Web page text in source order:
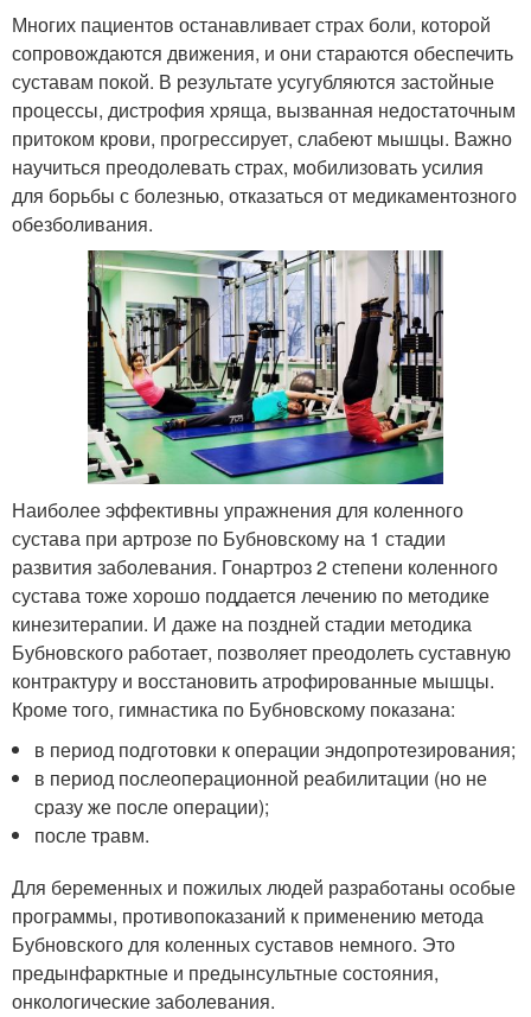
Многих пациентов останавливает страх боли, которой
сопровождаются движения, и они стараются обеспечить
суставам покой. В результате усугубляются застойные
процессы, дистрофия хряща, вызванная недостаточным
притоком крови, прогрессирует, слабеют мышцы. Важно
научиться преодолевать страх, мобилизовать усилия
для борьбы с болезнью, отказаться от медикаментозного
обезболивания.
Наиболее эффективны упражнения для коленного
сустава при артрозе по Бубновскому на 1 стадии
развития заболевания. Гонартроз 2 степени коленного
сустава тоже хорошо поддается лечению по методике
кинезитерапии. И даже на поздней стадии методика
Бубновского работает, позволяет преодолеть суставную
контрактуру и восстановить атрофированные мышцы.
Кроме того, гимнастика по Бубновскому показана:
в период подготовки к операции эндопротезирования;
в период послеоперационной реабилитации (но не
сразу же после операции);
после травм.
Для беременных и пожилых людей разработаны особые
программы, противопоказаний к применению метода
Бубновского для коленных суставов немного. Это
предынфарктные и предынсультные состояния,
онкологические заболевания.